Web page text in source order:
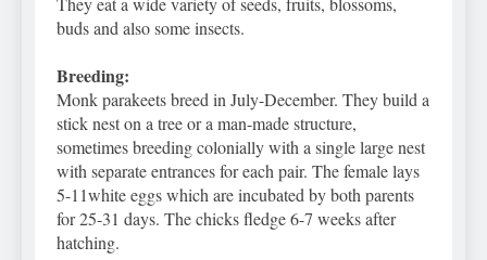
buds and also some insects.
Breeding:
Monk parakeets breed in July-December. They build a
stick nest on a tree or a man-made structure,
sometimes breeding colonially with a single large nest
with separate entrances for each pair. The female lays
5-11white eggs which are incubated by both parents
for 25-31 days. The chicks fledge 6-7 weeks after
hatching.